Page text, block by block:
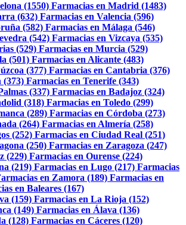
(1550) Farmacias en Madrid (1483)
(632) Farmacias en Valencia (596)
(582) Farmacias en Málaga (546)
(542) Farmacias en Vizcaya (535)
(529) Farmacias en Murcia (529)
(501) Farmacias en Alicante (483)
(377) Farmacias en Cantabria (376)
(373) Farmacias en Tenerife (343)
(337) Farmacias en Badajoz (324)
(318) Farmacias en Toledo (299)
(289) Farmacias en Córdoba (273)
(264) Farmacias en Almería (258)
(252) Farmacias en Ciudad Real (251)
(250) Farmacias en Zaragoza (247)
(229) Farmacias en Ourense (224)
(219) Farmacias en Lugo (217) Farmacias
en Zamora (189) Farmacias en
en Baleares (167)
(159) Farmacias en La Rioja (152)
(149) Farmacias en Álava (136)
(128) Farmacias en Cáceres (120)